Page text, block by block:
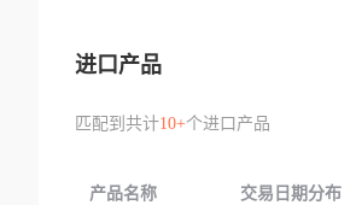
进口产品
匹配到共计10+个进口产品
产品名称 交易日期分布